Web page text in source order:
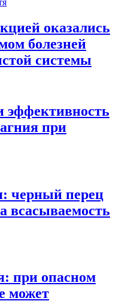
оказались
болезней
системы
эффективность
при
черный перец
всасываемость
при опасном
может